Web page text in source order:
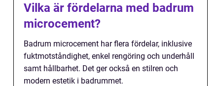
Vilka är fördelarna med badrum
microcement?
Badrum microcement har flera fördelar, inklusive
fuktmotståndighet, enkel rengöring och underhåll
samt hållbarhet. Det ger också en stilren och
modern estetik i badrummet.